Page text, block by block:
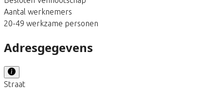
Aantal werknemers
20-49 werkzame personen
Adresgegevens
Straat